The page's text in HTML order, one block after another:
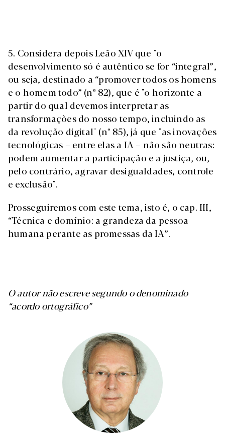
5. Considera depois Leão XIV que "o
desenvolvimento só é autêntico se for “integral”,
ou seja, destinado a “promover todos os homens
e o homem todo” (nº 82), que é "o horizonte a
partir do qual devemos interpretar as
transformações do nosso tempo, incluindo as
da revolução digital" (nº 85), já que "as inovações
tecnológicas – entre elas a IA – não são neutras:
podem aumentar a participação e a justiça, ou,
pelo contrário, agravar desigualdades, controle
e exclusão".
Prosseguiremos com este tema, isto é, o cap. III,
“Técnica e domínio: a grandeza da pessoa
humana perante as promessas da IA”.
O autor não escreve segundo o denominado
“acordo ortográfico”